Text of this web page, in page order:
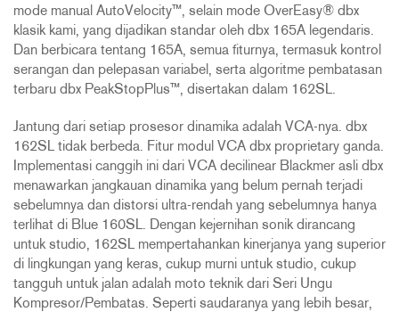
mode manual AutoVelocity™, selain mode OverEasy® dbx
klasik kami, yang dijadikan standar oleh dbx 165A legendaris.
Dan berbicara tentang 165A, semua fiturnya, termasuk kontrol
serangan dan pelepasan variabel, serta algoritme pembatasan
terbaru dbx PeakStopPlus™, disertakan dalam 162SL.
Jantung dari setiap prosesor dinamika adalah VCA-nya. dbx
162SL tidak berbeda. Fitur modul VCA dbx proprietary ganda.
Implementasi canggih ini dari VCA decilinear Blackmer asli dbx
menawarkan jangkauan dinamika yang belum pernah terjadi
sebelumnya dan distorsi ultra-rendah yang sebelumnya hanya
terlihat di Blue 160SL. Dengan kejernihan sonik dirancang
untuk studio, 162SL mempertahankan kinerjanya yang superior
di lingkungan yang keras, cukup murni untuk studio, cukup
tangguh untuk jalan adalah moto teknik dari Seri Ungu
Kompresor/Pembatas. Seperti saudaranya yang lebih besar,